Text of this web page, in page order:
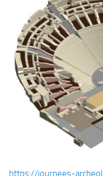
https://journees-